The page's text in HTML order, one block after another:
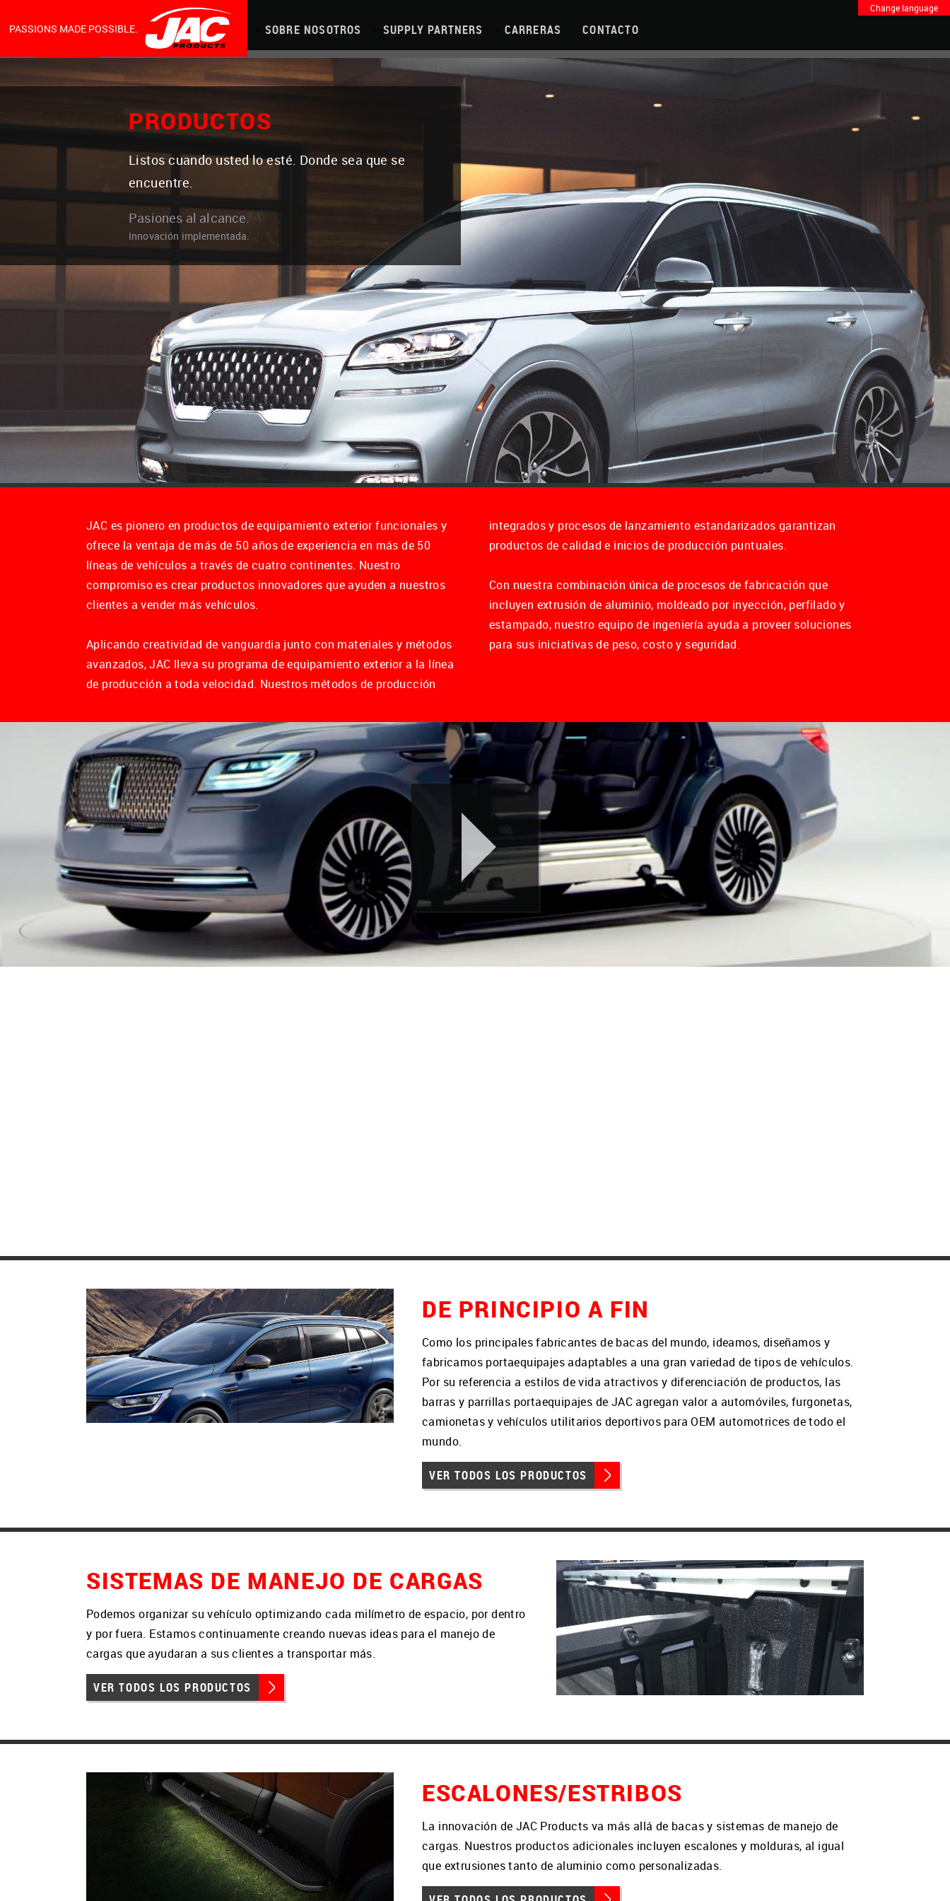
contentPASSIONS MADE POSSIBLE.
Change language
NAVIGATION
PRODUCTOS CAPACIDADES SEDE SOBRE NOSOTROS SUPPLY PARTNERS CARRERAS CONTACTO
PRODUCTOS
Listos cuando usted lo esté. Donde sea que se
encuentre.
Pasiones al alcance.
Innovación implementada.
JAC es pionero en productos de equipamiento exterior funcionales y
ofrece la ventaja de más de 50 años de experiencia en más de 50
líneas de vehículos a través de cuatro continentes. Nuestro
compromiso es crear productos innovadores que ayuden a nuestros
clientes a vender más vehículos.
Aplicando creatividad de vanguardia junto con materiales y métodos
avanzados, JAC lleva su programa de equipamiento exterior a la línea
de producción a toda velocidad. Nuestros métodos de producción
integrados y procesos de lanzamiento estandarizados garantizan
productos de calidad e inicios de producción puntuales.
Con nuestra combinación única de procesos de fabricación que
incluyen extrusión de aluminio, moldeado por inyección, perfilado y
estampado, nuestro equipo de ingeniería ayuda a proveer soluciones
para sus iniciativas de peso, costo y seguridad.
DE PRINCIPIO A FIN
Como los principales fabricantes de bacas del mundo, ideamos, diseñamos y
fabricamos portaequipajes adaptables a una gran variedad de tipos de vehículos.
Por su referencia a estilos de vida atractivos y diferenciación de productos, las
barras y parrillas portaequipajes de JAC agregan valor a automóviles, furgonetas,
camionetas y vehículos utilitarios deportivos para OEM automotrices de todo el
mundo.
VER TODOS LOS PRODUCTOS
SISTEMAS DE MANEJO DE CARGAS
Podemos organizar su vehículo optimizando cada milímetro de espacio, por dentro
y por fuera. Estamos continuamente creando nuevas ideas para el manejo de
cargas que ayudaran a sus clientes a transportar más.
VER TODOS LOS PRODUCTOS
ESCALONES/ESTRIBOS
La innovación de JAC Products va más allá de bacas y sistemas de manejo de
cargas. Nuestros productos adicionales incluyen escalones y molduras, al igual
que extrusiones tanto de aluminio como personalizadas.